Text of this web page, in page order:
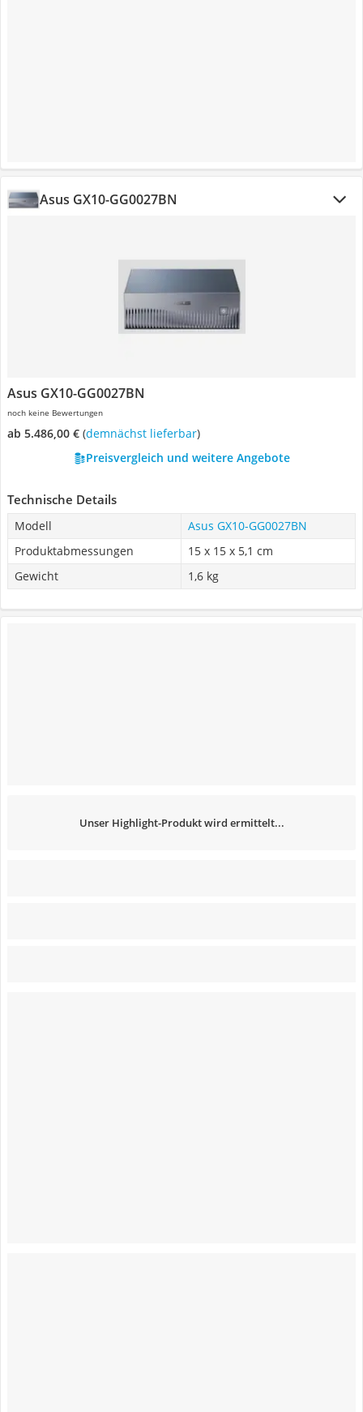
Asus GX10-GG0027BN
Asus GX10-GG0027BN
noch keine Bewertungen
ab 5.486,00 € ( Demnächst lieferbar)
Preisvergleich und weitere Angebote
Technische Details
Modell
Asus GX10-GG0027BN
Produktabmessungen
15 x 15 x 5,1 cm
Gewicht
1,6 kg
Unser Highlight-Produkt wird ermittelt...